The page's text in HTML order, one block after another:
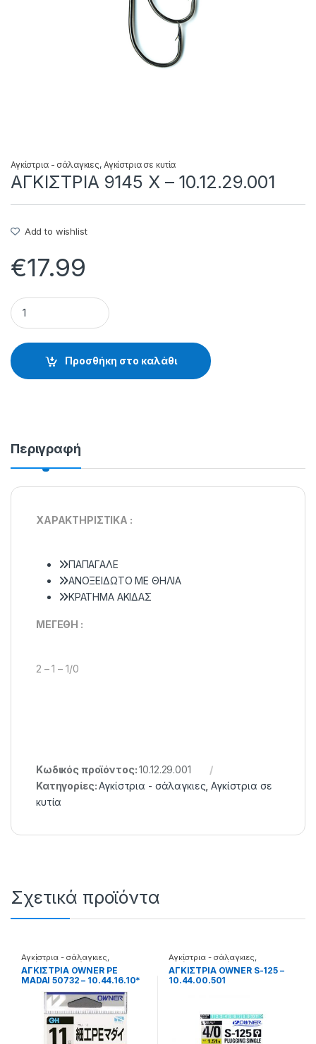
Αγκίστρια - σάλαγκιες, Αγκίστρια σε κυτία
ΑΓΚΙΣΤΡΙΑ 9145 X – 10.12.29.001
Add to wishlist
€17.99
ΑΓΚΙΣΤΡΙΑ 9145 X - 10.12.29.001 quantity
Προσθήκη στο καλάθι
Περιγραφή
ΧΑΡΑΚΤΗΡΙΣΤΙΚΑ :
ΠΑΠΑΓΑΛΕ
ΑΝΟΞΕΙΔΩΤΟ ΜΕ ΘΗΛΙΑ
ΚΡΑΤΗΜΑ ΑΚΙΔΑΣ
ΜΕΓΕΘΗ :
2 – 1 – 1/0
Κωδικός προϊόντος:10.12.29.001
Κατηγορίες:Αγκίστρια - σάλαγκιες ,Αγκίστρια σε
κυτία
Σχετικά προϊόντα
Αγκίστρια - σάλαγκιες
Αγκίστρια σε φάκελα
ΑΓΚΙΣΤΡΙΑ OWNER PE
MADAI 50732 – 10.44.16.10*
Αγκίστρια - σάλαγκιες
Αγκίστρια σε φάκελα
ΑΓΚΙΣΤΡΙΑ OWNER S-125 –
10.44.00.501